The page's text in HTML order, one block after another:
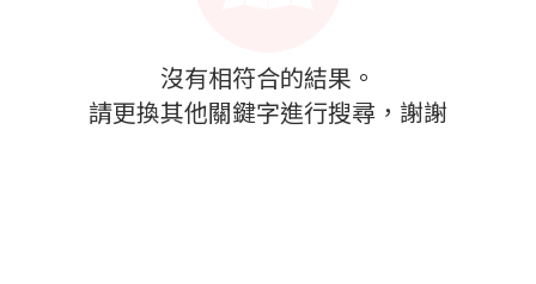
沒有相符合的結果。
請更換其他關鍵字進行搜尋，謝謝